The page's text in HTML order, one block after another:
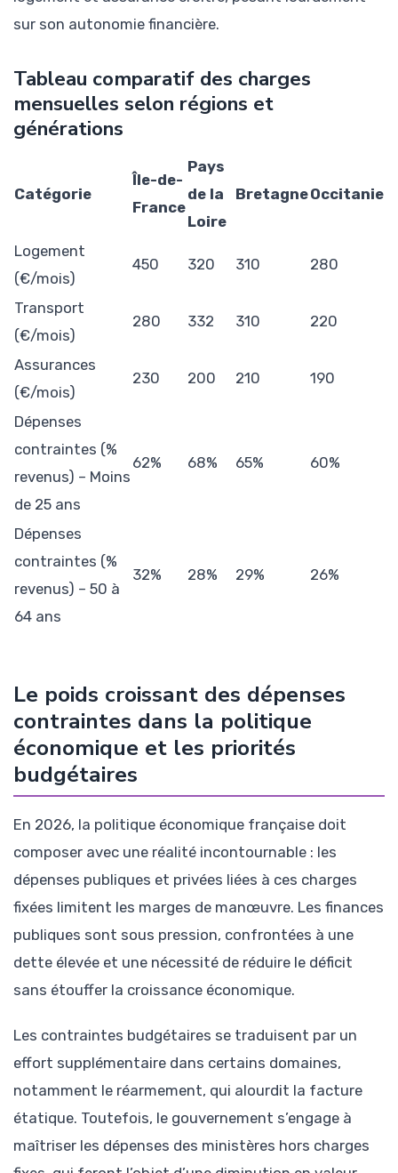
sur son autonomie financière.
Tableau comparatif des charges
mensuelles selon régions et
générations
Catégorie
Île-de-
France
Pays
de la
Loire
BretagneOccitanie
Logement
(€/mois)
450 320 310 280
Transport
(€/mois)
280 332 310 220
Assurances
(€/mois)
230 200 210 190
Dépenses
contraintes (%
revenus) – Moins
de 25 ans
62% 68% 65% 60%
Dépenses
contraintes (%
revenus) – 50 à
64 ans
32% 28% 29% 26%
Le poids croissant des dépenses
contraintes dans la politique
économique et les priorités
budgétaires
En 2026, la politique économique française doit
composer avec une réalité incontournable : les
dépenses publiques et privées liées à ces charges
fixées limitent les marges de manœuvre. Les finances
publiques sont sous pression, confrontées à une
dette élevée et une nécessité de réduire le déficit
sans étouffer la croissance économique.
Les contraintes budgétaires se traduisent par un
effort supplémentaire dans certains domaines,
notamment le réarmement, qui alourdit la facture
étatique. Toutefois, le gouvernement s’engage à
maîtriser les dépenses des ministères hors charges